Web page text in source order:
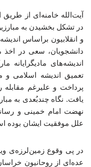
آیت‌الله خامنه‌ای از
در تشکل بخشیدن به
و انقلابیون براساس
دانشجویان، سعی در اخذ
اندیشه‌های مادیگرایانه
تعمیق اندیشه اسلامی
پرداخت و علیرغم
یافت. نگاه چندبُعدی به
نهضت امام خمینی و
علل موفقیت ایشان بوده
عده‌ای از روحانیون